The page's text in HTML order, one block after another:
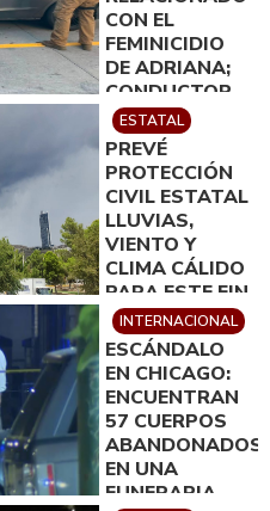
CON EL
FEMINICIDIO
DE ADRIANA;
CONDUCTOR
FUE PUESTO A
DISPOSICIÓN
DE LA
FISCALÍA
ESTATAL
PREVÉ
PROTECCIÓN
CIVIL ESTATAL
LLUVIAS,
VIENTO Y
CLIMA CÁLIDO
PARA ESTE FIN
DE SEMANA
INTERNACIONAL
ESCÁNDALO
EN CHICAGO:
ENCUENTRAN
57 CUERPOS
ABANDONADOS
EN UNA
FUNERARIA